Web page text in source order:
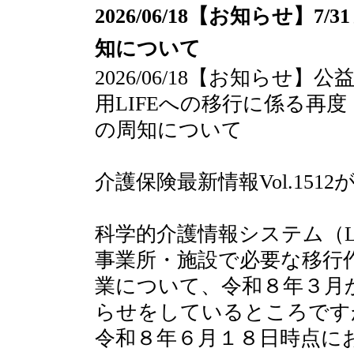
2026/06/18【お知らせ】7/
知について
2026/06/18【お知らせ】公
用LIFEへの移行に係る再度
の周知について
介護保険最新情報Vol.1512
科学的介護情報システム
事業所・施設で必要な移行
業について、令和８年３
らせをしているところで
令和８年６月１８日時点に